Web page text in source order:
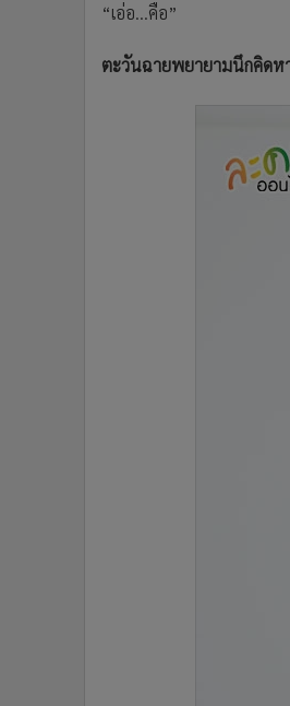
“เอ่อ...คือ”
ตะวันฉายพยายามนึกคิดห